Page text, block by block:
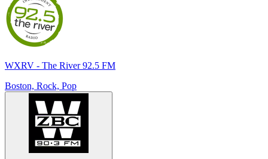
WXRV - The River 92.5 FM
Boston, Rock, Pop